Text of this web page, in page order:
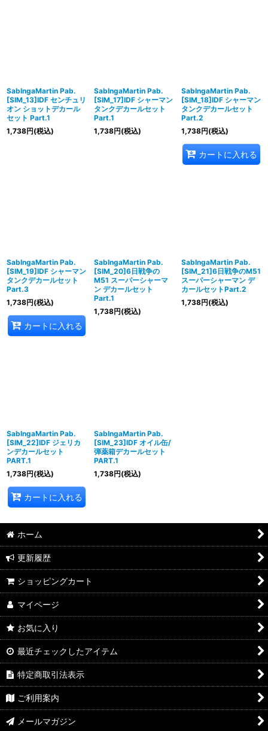
SabIngaMartin Pab.
[SIM_13]IDF センチュリ
オン ショットデカール
セット Part.1
1,738円(税込)
SabIngaMartin Pab.
[SIM_17]IDF シャーマン
タンクデカールセット
Part.1
1,738円(税込)
SabIngaMartin Pab.
[SIM_18]IDF シャーマン
タンクデカールセット
Part.2
1,738円(税込)
カートに入れる
SabIngaMartin Pab.
[SIM_19]IDF シャーマン
タンクデカールセット
Part.3
1,738円(税込)
カートに入れる
SabIngaMartin Pab.
[SIM_20]6日戦争の
M51 スーパーシャーマ
ン デカールセット
Part.1
1,738円(税込)
SabIngaMartin Pab.
[SIM_21]6日戦争のM51
スーパーシャーマン デ
カールセットPart.2
1,738円(税込)
SabIngaMartin Pab.
[SIM_22]IDF ジェリカ
ンデカールセット
PART.1
1,738円(税込)
カートに入れる
SabIngaMartin Pab.
[SIM_23]IDF オイル缶/
弾薬箱デカールセット
PART.1
1,738円(税込)
ホーム
更新履歴
ショッピングカート
マイページ
お気に入り
最近チェックしたアイテム
特定商取引法表示
ご利用案内
メールマガジン